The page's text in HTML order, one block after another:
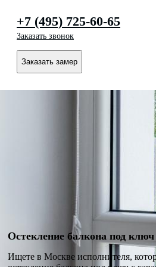
+7 (495) 725-60-65
Заказать звонок
Заказать замер
Остекление балкона под ключ
Ищете в Москве исполнителя,